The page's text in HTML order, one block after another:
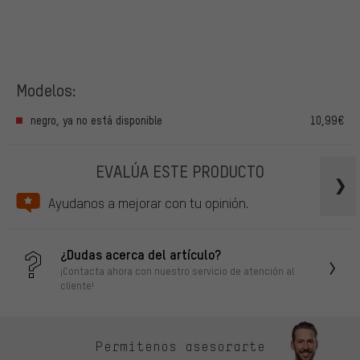
Modelos:
negro, ya no está disponible 10,99€
EVALÚA ESTE PRODUCTO
Ayudanos a mejorar con tu opinión.
¿Dudas acerca del artículo?
¡Contacta ahora con nuestro servicio de atención al
cliente!
Permítenos asesorarte